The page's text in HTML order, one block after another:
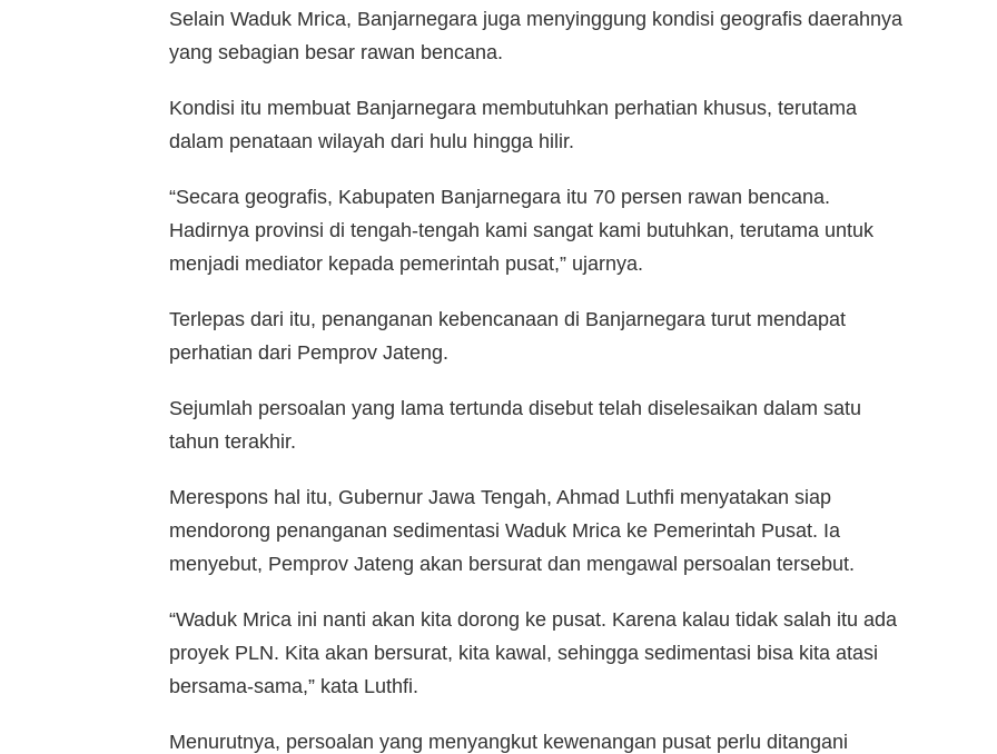
Selain Waduk Mrica, Banjarnegara juga menyinggung kondisi geografis daerahnya
yang sebagian besar rawan bencana.
Kondisi itu membuat Banjarnegara membutuhkan perhatian khusus, terutama
dalam penataan wilayah dari hulu hingga hilir.
“Secara geografis, Kabupaten Banjarnegara itu 70 persen rawan bencana.
Hadirnya provinsi di tengah-tengah kami sangat kami butuhkan, terutama untuk
menjadi mediator kepada pemerintah pusat,” ujarnya.
Terlepas dari itu, penanganan kebencanaan di Banjarnegara turut mendapat
perhatian dari Pemprov Jateng.
Sejumlah persoalan yang lama tertunda disebut telah diselesaikan dalam satu
tahun terakhir.
Merespons hal itu, Gubernur Jawa Tengah, Ahmad Luthfi menyatakan siap
mendorong penanganan sedimentasi Waduk Mrica ke Pemerintah Pusat. Ia
menyebut, Pemprov Jateng akan bersurat dan mengawal persoalan tersebut.
“Waduk Mrica ini nanti akan kita dorong ke pusat. Karena kalau tidak salah itu ada
proyek PLN. Kita akan bersurat, kita kawal, sehingga sedimentasi bisa kita atasi
bersama-sama,” kata Luthfi.
Menurutnya, persoalan yang menyangkut kewenangan pusat perlu ditangani